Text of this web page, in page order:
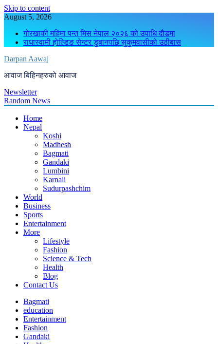
Skip to content
August 5, 2026
गोरखाकी महिमा पन्त मिस नेपाल २०२६ को उपाधि दौडमा
राधास्वामी होल्डिङ सेन्टर डुबानपछि सुकुमवासीको उठीबास
Darpan Aawaj
आवाज बिहिनहरुको आवाज
Newsletter
Random News
Home
Nepal
Koshi
Madhesh
Bagmati
Gandaki
Lumbini
Karnali
Sudurpashchim
World
Business
Sports
Entertainment
More
Lifestyle
Fashion
Science & Tech
Health
Blog
Contact Us
Bagmati
education
Entertainment
Fashion
Gandaki